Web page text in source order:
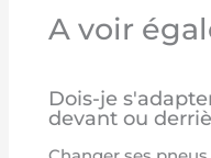
A voir
Dois-je
devant ou